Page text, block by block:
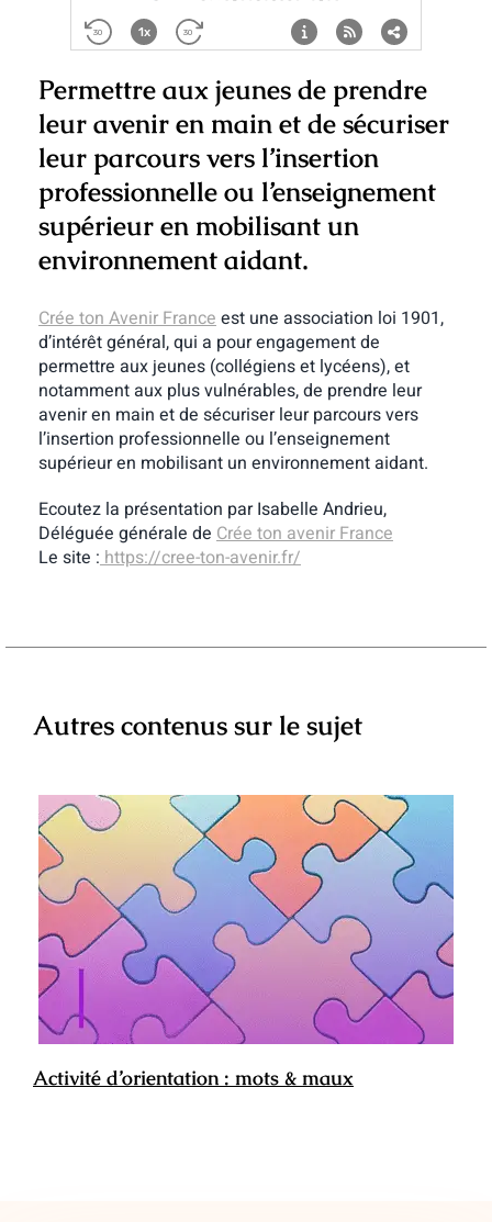
Permettre aux jeunes de prendre
leur avenir en main et de sécuriser
leur parcours vers l’insertion
professionnelle ou l’enseignement
supérieur en mobilisant un
environnement aidant.
Crée ton Avenir France est une association loi 1901,
d’intérêt général, qui a pour engagement de
permettre aux jeunes (collégiens et lycéens), et
notamment aux plus vulnérables, de prendre leur
avenir en main et de sécuriser leur parcours vers
l’insertion professionnelle ou l’enseignement
supérieur en mobilisant un environnement aidant.
Ecoutez la présentation par Isabelle Andrieu,
Déléguée générale de Crée ton avenir France
Le site : https://cree-ton-avenir.fr/
Autres contenus sur le sujet
Activité d’orientation : mots & maux